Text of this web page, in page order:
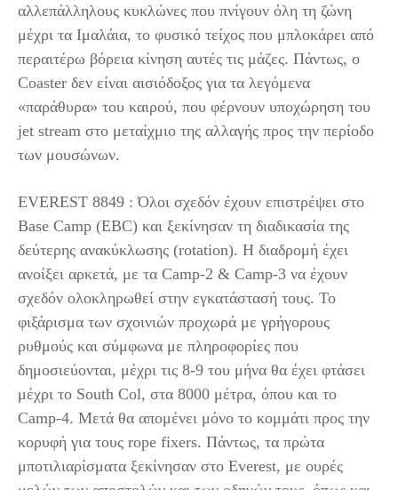
αλλεπάλληλους κυκλώνες που πνίγουν όλη τη ζώνη
μέχρι τα Ιμαλάια, το φυσικό τείχος που μπλοκάρει από
περαιτέρω βόρεια κίνηση αυτές τις μάζες. Πάντως, ο
Coaster δεν είναι αισιόδοξος για τα λεγόμενα
«παράθυρα» του καιρού, που φέρνουν υποχώρηση του
jet stream στο μεταίχμιο της αλλαγής προς την περίοδο
των μουσώνων.
EVEREST 8849 : Όλοι σχεδόν έχουν επιστρέψει στο
Base Camp (EBC) και ξεκίνησαν τη διαδικασία της
δεύτερης ανακύκλωσης (rotation). Η διαδρομή έχει
ανοίξει αρκετά, με τα Camp-2 & Camp-3 να έχουν
σχεδόν ολοκληρωθεί στην εγκατάστασή τους. Το
φιξάρισμα των σχοινιών προχωρά με γρήγορους
ρυθμούς και σύμφωνα με πληροφορίες που
δημοσιεύονται, μέχρι τις 8-9 του μήνα θα έχει φτάσει
μέχρι το South Col, στα 8000 μέτρα, όπου και το
Camp-4. Μετά θα απομένει μόνο το κομμάτι προς την
κορυφή για τους rope fixers. Πάντως, τα πρώτα
μποτιλιαρίσματα ξεκίνησαν στο Everest, με ουρές